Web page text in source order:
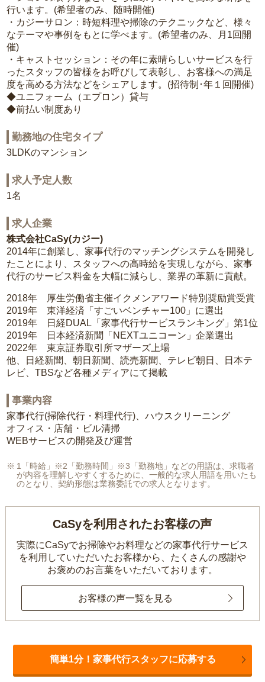
行います。(希望者のみ、随時開催)
・カジーサロン：時短料理や掃除のテクニックなど、様々
なテーマや事例をもとに学べます。(希望者のみ、月1回開
催)
・キャストセッション：その年に素晴らしいサービスを行
ったスタッフの皆様をお呼びして表彰し、お客様への満足
度を高める方法などをシェアします。(招待制･年１回開催)
◆ユニフォーム（エプロン）貸与
◆前払い制度あり
勤務地の住宅タイプ
3LDKのマンション
求人予定人数
1名
求人企業
株式会社CaSy(カジー)
2014年に創業し、家事代行のマッチングシステムを開発し
たことにより、スタッフへの高時給を実現しながら、家事
代行のサービス料金を大幅に減らし、業界の革新に貢献。
2018年 厚生労働省主催イクメンアワード特別奨励賞受賞
2019年 東洋経済「すごいベンチャー100」に選出
2019年 日経DUAL「家事代行サービスランキング」第1位
2019年 日本経済新聞「NEXTユニコーン」企業選出
2022年 東京証券取引所マザーズ上場
他、日経新聞、朝日新聞、読売新聞、テレビ朝日、日本テ
レビ、TBSなど各種メディアにて掲載
事業内容
家事代行(掃除代行・料理代行)、ハウスクリーニング
オフィス・店舗・ビル清掃
WEBサービスの開発及び運営
1「時給」※2「勤務時間」※3「勤務地」などの用語は、求職者
が内容を理解しやすくするために、一般的な求人用語を用いたも
のとなり、契約形態は業務委託での求人となります。
CaSyを利用されたお客様の声
実際にCaSyでお掃除やお料理などの家事代行サービス
を利用していただいたお客様から、 たくさんの感謝や
お褒めのお言葉をいただいております。
お客様の声一覧を見る
簡単1分！家事代行スタッフに応募する